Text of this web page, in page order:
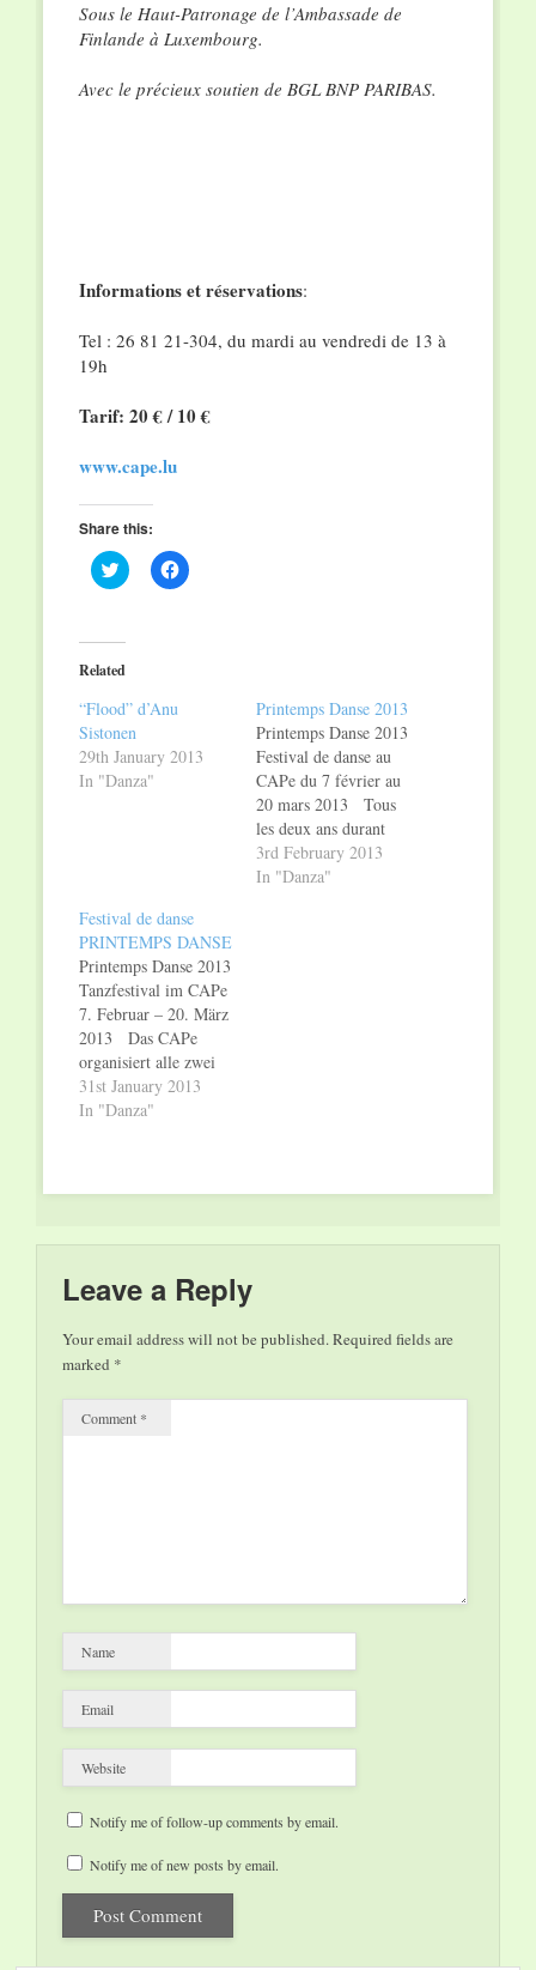
Sous le Haut-Patronage de l’Ambassade de
Finlande à Luxembourg.
Avec le précieux soutien de BGL BNP PARIBAS.
Informations et réservations:
Tel : 26 81 21-304, du mardi au vendredi de 13 à
19h
Tarif: 20 € / 10 €
www.cape.lu
Share this:
Click
to
(Opens
in
new
Click
to
Related
“Flood” d’Anu
Sistonen
29th January 2013
In "Danza"
Printemps Danse 2013
Printemps Danse 2013
Festival de danse au
CAPe du 7 février au
20 mars 2013 Tous
les deux ans durant
son festival de danse
PRINTEMPS
3rd February 2013
In "Danza"
Festival de danse
PRINTEMPS DANSE
Printemps Danse 2013
Tanzfestival im CAPe
7. Februar – 20. März
2013 Das CAPe
organisiert alle zwei
Jahre das Tanzfestival
PRINTEMPS
Auswahl. Den
Auftakt macht die in
finnische Tänzerin und
Choreografin Anu
Sistonen:…
31st January 2013
In "Danza"
Leave a Reply
Your email address will not be published.Required fields are
marked *
Comment *
Name
Email
Website
Notify me of follow-up comments by email.
Notify me of new posts by email.